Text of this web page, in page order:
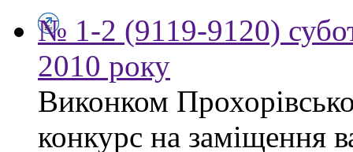
№ 1-2 (9119-9120)
2010 року
Виконком
конкурс на заміщення